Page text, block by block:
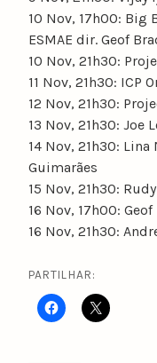
10 Nov, 17h00: Big
ESMAE dir. Geof
10 Nov, 21h30:
11 Nov, 21h30: ICP
12 Nov, 21h30:
13 Nov, 21h30: Joe
14 Nov, 21h30:
Guimarães
15 Nov, 21h30:
16 Nov, 17h00:
16 Nov, 21h30:
PARTILHAR: